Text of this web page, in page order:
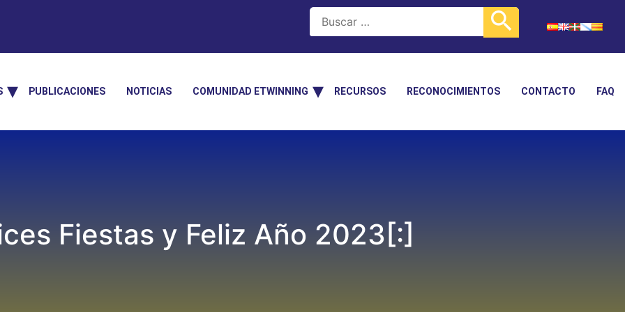
PUBLICACIONES NOTICIAS COMUNIDAD ETWINNING RECURSOS RECONOCIMIENTOS CONTACTO FAQ
Fiestas y Feliz Año 2023[:]